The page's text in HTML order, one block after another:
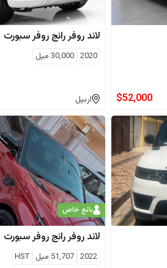
$52,000
لاند روفررانج روفر سبورت
2020
30,000 ميل
اربيل
بائع خاص
لاند روفررانج روفر سبورت
2022
51,707 ميل HST